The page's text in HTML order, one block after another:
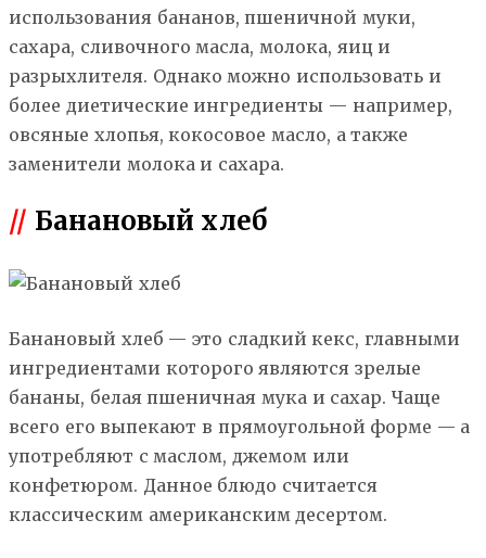
использования бананов, пшеничной муки,
сахара, сливочного масла, молока, яиц и
разрыхлителя. Однако можно использовать и
более диетические ингредиенты — например,
овсяные хлопья, кокосовое масло, а также
заменители молока и сахара.
// Банановый хлеб
Банановый хлеб — это сладкий кекс, главными
ингредиентами которого являются зрелые
бананы, белая пшеничная мука и сахар. Чаще
всего его выпекают в прямоугольной форме — а
употребляют с маслом, джемом или
конфетюром. Данное блюдо считается
классическим американским десертом.